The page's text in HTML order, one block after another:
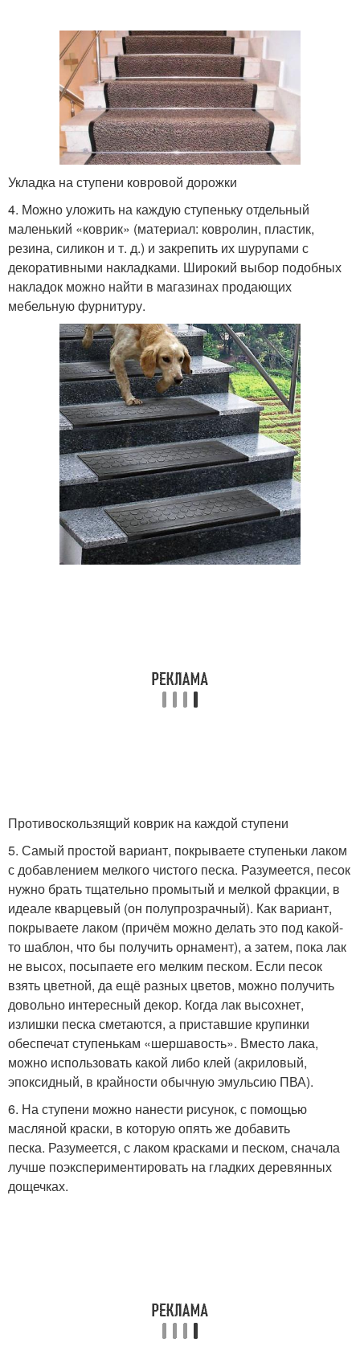
Укладка на ступени ковровой дорожки
4. Можно уложить на каждую ступеньку отдельный
маленький «коврик» (материал: ковролин, пластик,
резина, силикон и т. д.) и закрепить их шурупами с
декоративными накладками. Широкий выбор подобных
накладок можно найти в магазинах продающих
мебельную фурнитуру.
Противоскользящий коврик на каждой ступени
5. Самый простой вариант, покрываете ступеньки лаком
с добавлением мелкого чистого песка. Разумеется, песок
нужно брать тщательно промытый и мелкой фракции, в
идеале кварцевый (он полупрозрачный). Как вариант,
покрываете лаком (причём можно делать это под какой-
то шаблон, что бы получить орнамент), а затем, пока лак
не высох, посыпаете его мелким песком. Если песок
взять цветной, да ещё разных цветов, можно получить
довольно интересный декор. Когда лак высохнет,
излишки песка сметаются, а приставшие крупинки
обеспечат ступенькам «шершавость». Вместо лака,
можно использовать какой либо клей (акриловый,
эпоксидный, в крайности обычную эмульсию ПВА).
6. На ступени можно нанести рисунок, с помощью
масляной краски, в которую опять же добавить
песка. Разумеется, с лаком красками и песком, сначала
лучше поэкспериментировать на гладких деревянных
дощечках.